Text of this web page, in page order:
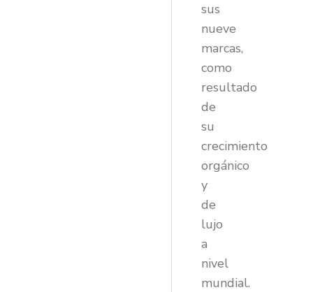
sus
nueve
marcas,
como
resultado
de
su
crecimiento
orgánico
y
de
lujo
a
nivel
mundial.